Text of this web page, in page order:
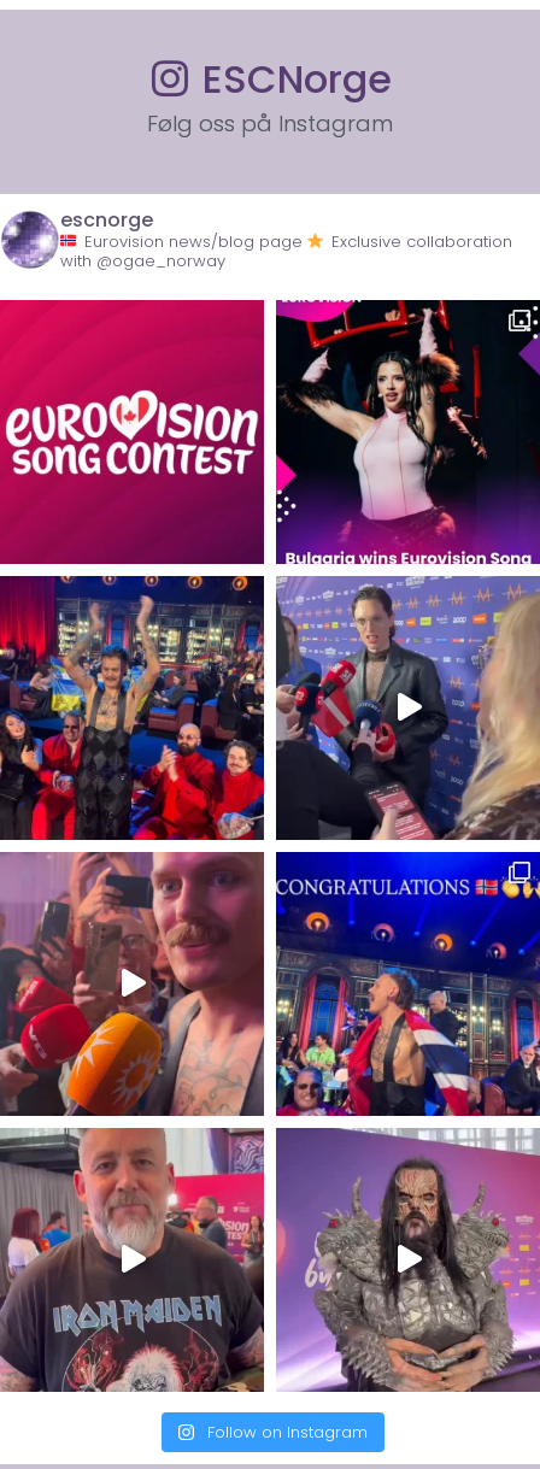
ESCNorge
Følg oss på Instagram
escnorge
Eurovision news/blog page
Exclusive collaboration
with @ogae_norway
Follow on Instagram